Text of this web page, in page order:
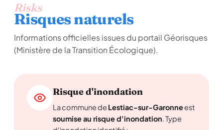
Risks
Risques naturels
Informations officielles issues du portail Géorisques
(Ministère de la Transition Écologique).
Risque d'inondation
La commune de Lestiac-sur-Garonneest
soumise au risque d'inondation. Type